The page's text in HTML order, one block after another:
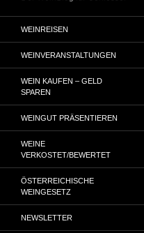
WEINREISEN
WEINVERANSTALTUNGEN
WEIN KAUFEN – GELD
SPAREN
WEINGUT PRÄSENTIEREN
WEINE
VERKOSTET/BEWERTET
ÖSTERREICHISCHE
WEINGESETZ
NEWSLETTER